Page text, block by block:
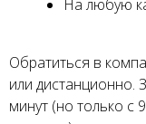
На любую
Обратиться в
или дистанционно.
минут (но только с